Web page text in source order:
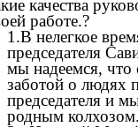
качества
работе.?
1.В нелегкое
председателя
мы надеемся, что
заботой о людях
председателя и
родным